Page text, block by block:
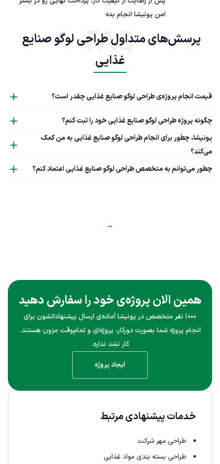
امن پونیشا انجام بده
پرسش‌های متداول طراحی لوگو صنایع
غذایی
FAQ
قیمت انجام پروژه‌ی طراحی لوگو صنایع غذایی چقدر است؟
چگونه پروژه طراحی لوگو صنایع غذایی خود را ثبت کنم؟
پونیشا، چطور برای انجام طراحی لوگو صنایع غذایی به من کمک
می‌کند؟
چطور می‌توانم به متخصص طراحی لوگو صنایع غذایی اعتماد کنم؟
همین الان پروژه‌ی خود را سفارش دهید
۱۰۰۰ نفر متخصص در پونیشا آماده‌ی ارسال پیشنهاداتشون برای
انجام پروژه شما بصورت دورکار، پروژه‌ای و تمام‌وقت مزون هستند.
کار نشد نداره.
ایجاد پروژه
خدمات پیشنهادی مرتبط
طراحی مهر شرکت
طراحی بسته بندی مواد غذایی